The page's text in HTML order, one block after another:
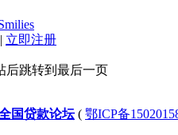
| 立即注册
后跳转到最后一页
国贷款论坛( 鄂ICP备